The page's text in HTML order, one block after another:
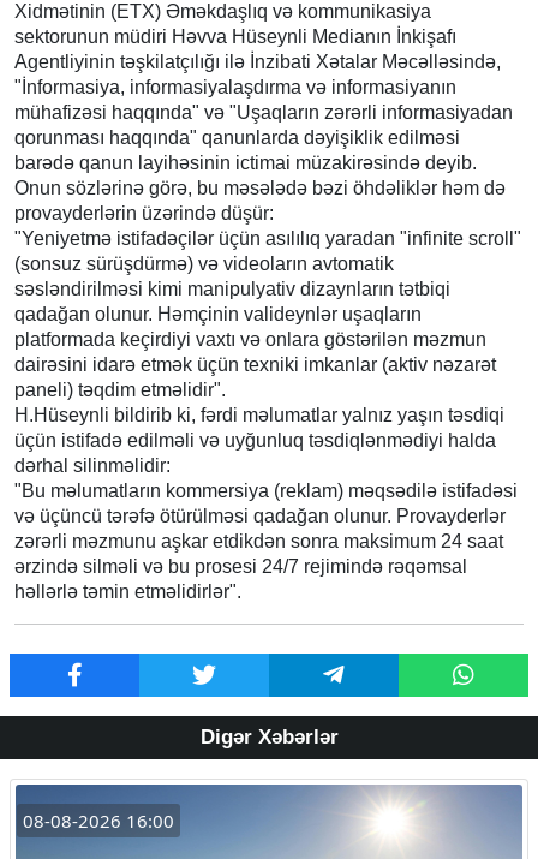
Xidmətinin (ETX) Əməkdaşlıq və kommunikasiya
sektorunun müdiri Həvva Hüseynli Medianın İnkişafı
Agentliyinin təşkilatçılığı ilə İnzibati Xətalar Məcəlləsində,
"İnformasiya, informasiyalaşdırma və informasiyanın
mühafizəsi haqqında" və "Uşaqların zərərli informasiyadan
qorunması haqqında" qanunlarda dəyişiklik edilməsi
barədə qanun layihəsinin ictimai müzakirəsində deyib.
Onun sözlərinə görə, bu məsələdə bəzi öhdəliklər həm də
provayderlərin üzərində düşür:
"Yeniyetmə istifadəçilər üçün asılılıq yaradan "infinite scroll"
(sonsuz sürüşdürmə) və videoların avtomatik
səsləndirilməsi kimi manipulyativ dizaynların tətbiqi
qadağan olunur. Həmçinin valideynlər uşaqların
platformada keçirdiyi vaxtı və onlara göstərilən məzmun
dairəsini idarə etmək üçün texniki imkanlar (aktiv nəzarət
paneli) təqdim etməlidir".
H.Hüseynli bildirib ki, fərdi məlumatlar yalnız yaşın təsdiqi
üçün istifadə edilməli və uyğunluq təsdiqlənmədiyi halda
dərhal silinməlidir:
"Bu məlumatların kommersiya (reklam) məqsədilə istifadəsi
və üçüncü tərəfə ötürülməsi qadağan olunur. Provayderlər
zərərli məzmunu aşkar etdikdən sonra maksimum 24 saat
ərzində silməli və bu prosesi 24/7 rejimində rəqəmsal
həllərlə təmin etməlidirlər".
Digər Xəbərlər
08-08-2026 16:00